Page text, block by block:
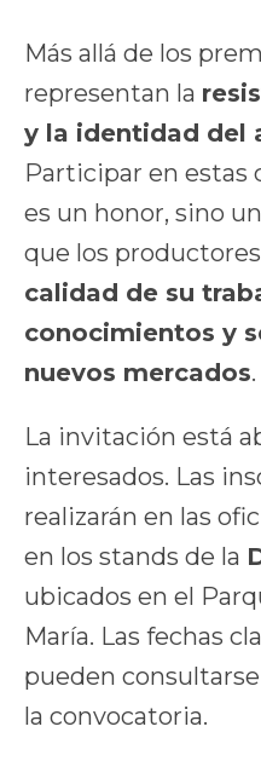
Más allá de los
representan la
y la identidad del
Participar en estas
es un honor, sino
que los productores
calidad de su
conocimientos y
nuevos mercados.
La invitación está
interesados. Las
realizarán en las
en los stands de la
ubicados en el
María. Las fechas
pueden
la convocatoria.